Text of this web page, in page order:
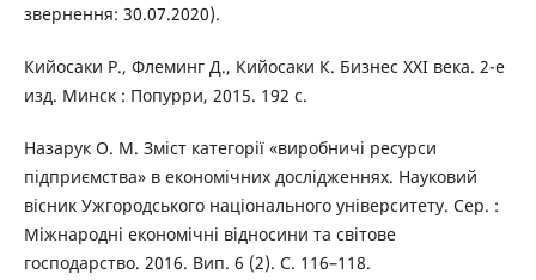
звернення: 30.07.2020).
Кийосаки Р., Флеминг Д., Кийосаки К. Бизнес ХХІ века. 2-е
изд. Минск : Попурри, 2015. 192 с.
Назарук О. М. Зміст категорії «виробничі ресурси
підприємства» в економічних дослідженнях. Науковий
вісник Ужгородського національного університету. Сер. :
Міжнародні економічні відносини та світове
господарство. 2016. Вип. 6 (2). С. 116–118.